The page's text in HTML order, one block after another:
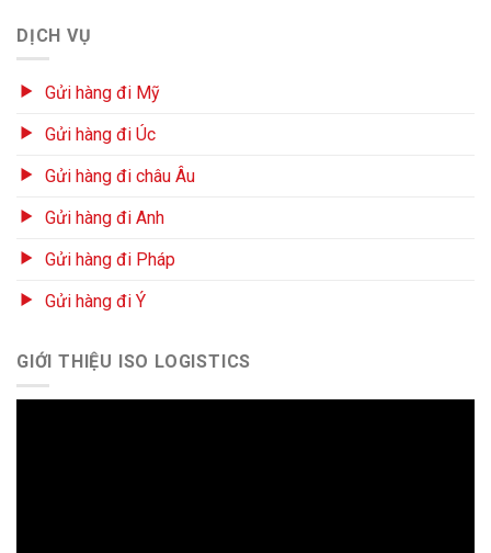
DỊCH VỤ
Gửi hàng đi Mỹ
Gửi hàng đi Úc
Gửi hàng đi châu Âu
Gửi hàng đi Anh
Gửi hàng đi Pháp
Gửi hàng đi Ý
GIỚI THIỆU ISO LOGISTICS